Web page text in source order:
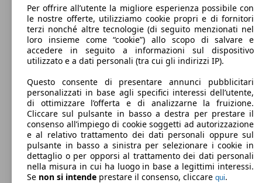
Tucson 1.6 crdi 48V Exellence Lounge Pack
100 KW
Tucson 1.6 crdi 48V NLine 2wd dct
100 KW
(136 PS)
SUV/Fuoristrada/Pick-up
Benzina
Model Version
Leistung
Dal 2018Hyundai Tucson 2018 Diesel
Dimensioni (L/l/A):
da 4480 x 1850 x 1650 mm
Potenza:
85 - 136 KW (115 - 185 PS)
5
Sedili:
5
Bagagliaio:
513 - 1503 Litri
Capacità di traino:
0 - 1900 kg
Mostra versioni
Per offrire all’utente la migliore esperienza possibile con
le nostre offerte, utilizziamo cookie propri e di fornitori
terzi nonché altre tecnologie (di seguito menzionati nel
loro insieme come “cookie”) allo scopo di salvare e
accedere in seguito a informazioni sul dispositivo
utilizzato e a dati personali (tra cui gli indirizzi IP).
Questo consente di presentare annunci pubblicitari
personalizzati in base agli specifici interessi dell’utente,
di ottimizzare l’offerta e di analizzarne la fruizione.
Cliccare sul pulsante in basso a destra per prestare il
consenso all’impiego di cookie soggetti ad autorizzazione
e al relativo trattamento dei dati personali oppure sul
pulsante in basso a sinistra per selezionare i cookie in
dettaglio o per opporsi al trattamento dei dati personali
nella misura in cui ha luogo in base a legittimi interessi.
Se non si intende prestare il consenso, cliccare qui.